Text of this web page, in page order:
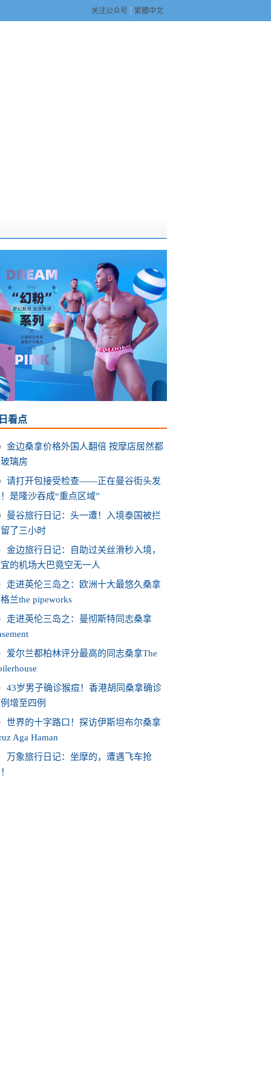
关注公众号 繁體中文
看点
金边桑拿价格外国人翻倍 按摩店居然都
璃房
请打开包接受检查——正在曼谷街头发
是隆沙吞成“重点区域”
曼谷旅行日记：头一遭！入境泰国被拦
了三小时
金边旅行日记：自助过关丝滑秒入境，
的机场大巴竟空无一人
走进英伦三岛之：欧洲十大最悠久桑拿
兰the pipeworks
走进英伦三岛之：曼彻斯特同志桑拿
爱尔兰都柏林评分最高的同志桑拿The
43岁男子确诊猴痘！香港胡同桑拿确诊
增至四例
世界的十字路口！探访伊斯坦布尔桑拿
Aga Haman
万象旅行日记：坐摩的，遭遇飞车抢